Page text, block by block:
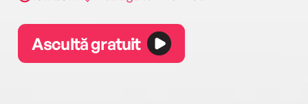
Ascultă gratuit